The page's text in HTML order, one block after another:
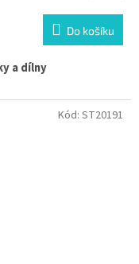
Do košíku
a dílny
Kód: ST20191